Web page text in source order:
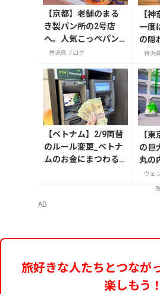
【京都】老舗のまる
き製パン所の2号店
へ。人気こっぺパン
を市役所で味わう
特派員ブログ
【
一度
の隠
SS
特派
【ベトナム】2/9両替
のルール変更_ベトナ
ムのお金にまつわる
【
の巨
丸の
Ｉ
から
ウェ
AD
旅好きな人たちとつなが
楽しもう！